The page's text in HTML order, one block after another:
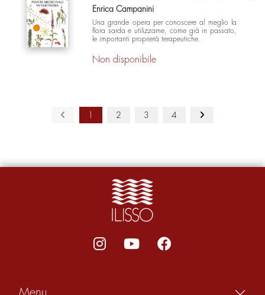
Enrica Campanini
Una grande opera per conoscere al meglio la
flora sarda e utilizzarne, come già in passato,
le importanti proprietà terapeutiche.
Non disponibile
2 3 4
Menu